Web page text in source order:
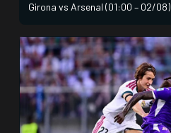
Girona vs Arsenal (01:00 – 02/08)